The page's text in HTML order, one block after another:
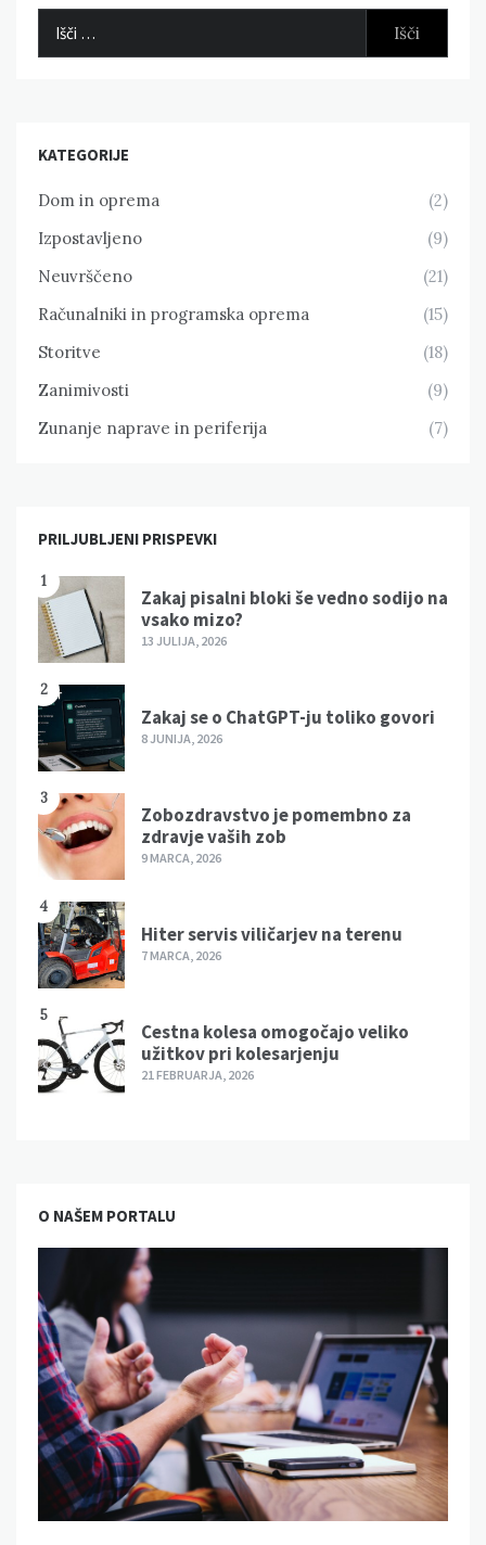
KATEGORIJE
Dom in oprema
(2)
Izpostavljeno
(9)
Neuvrščeno
(21)
Računalniki in programska oprema
(15)
Storitve
(18)
Zanimivosti
(9)
Zunanje naprave in periferija
(7)
PRILJUBLJENI PRISPEVKI
1
Zakaj pisalni bloki še vedno sodijo na
vsako mizo?
13 JULIJA, 2026
2
Zakaj se o ChatGPT-ju toliko govori
8 JUNIJA, 2026
3
Zobozdravstvo je pomembno za
zdravje vaših zob
9 MARCA, 2026
4
Hiter servis viličarjev na terenu
7 MARCA, 2026
5
Cestna kolesa omogočajo veliko
užitkov pri kolesarjenju
21 FEBRUARJA, 2026
O NAŠEM PORTALU